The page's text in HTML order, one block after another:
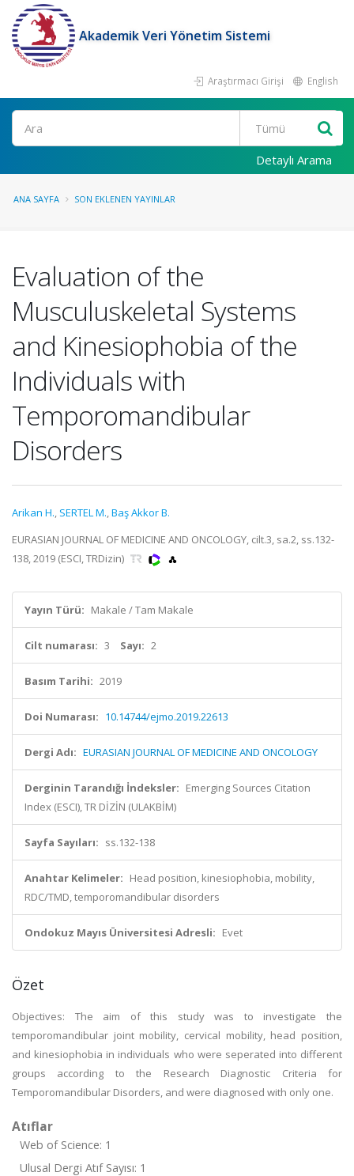
Akademik Veri Yönetim Sistemi
Araştırmacı Girişi English
Ara
Detaylı Arama
ANA SAYFA SON EKLENEN YAYINLAR
Evaluation of the
Musculuskeletal Systems
and Kinesiophobia of the
Individuals with
Temporomandibular
Disorders
Arikan H., SERTEL M.,Baş Akkor B.
EURASIAN JOURNAL OF MEDICINE AND ONCOLOGY, cilt.3, sa.2, ss.132-
138, 2019 (ESCI, TRDizin)
Yayın Türü: Makale / Tam Makale
Cilt numarası: 3 Sayı: 2
Basım Tarihi: 2019
Doi Numarası: 10.14744/ejmo.2019.22613
Dergi Adı: EURASIAN JOURNAL OF MEDICINE AND ONCOLOGY
Derginin Tarandığı İndeksler: Emerging Sources Citation
Index (ESCI), TR DİZİN (ULAKBİM)
Sayfa Sayıları: ss.132-138
Anahtar Kelimeler: Head position, kinesiophobia, mobility,
RDC/TMD, temporomandibular disorders
Ondokuz Mayıs Üniversitesi Adresli: Evet
Özet
Objectives: The aim of this study was to investigate the
temporomandibular joint mobility, cervical mobility, head position,
and kinesiophobia in individuals who were seperated into different
groups according to the Research Diagnostic Criteria for
Temporomandibular Disorders, and were diagnosed with only one.
Atıflar
Web of Science: 1
Ulusal Dergi Atıf Sayısı: 1